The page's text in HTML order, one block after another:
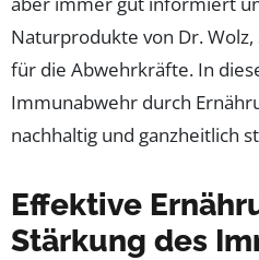
Naturprodukte von Dr.
für die Abwehrkräfte. In
Immunabwehr durch
nachhaltig und ganzheitlich
Effektive
Stärkung des